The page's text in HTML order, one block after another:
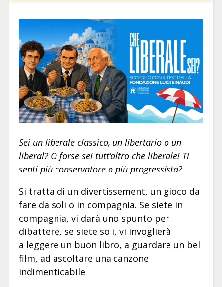
Sei un liberale classico, un libertario o un
liberal? O forse sei tutt’altro che liberale! Ti
senti più conservatore o più progressista?
Si tratta di un divertissement, un gioco da
fare da soli o in compagnia. Se siete in
compagnia, vi darà uno spunto per
dibattere, se siete soli, vi invoglierà
a leggere un buon libro, a guardare un bel
film, ad ascoltare una canzone
indimenticabile